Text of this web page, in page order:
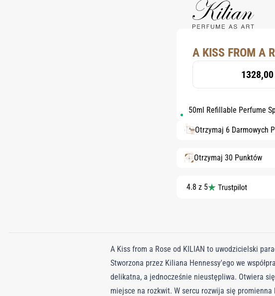
A KISS FROM A
50ml Refillable Perfume
Otrzymaj 6 Darmowych
Otrzymaj 30 Punktów
4.8 z 5
A Kiss from a Rose od KILIAN to uwodzicielski
Stworzona przez Kiliana Hennessy'ego we
delikatna, a jednocześnie nieustępliwa. Otwiera
miejsce na rozkwit. W sercu rozwija się